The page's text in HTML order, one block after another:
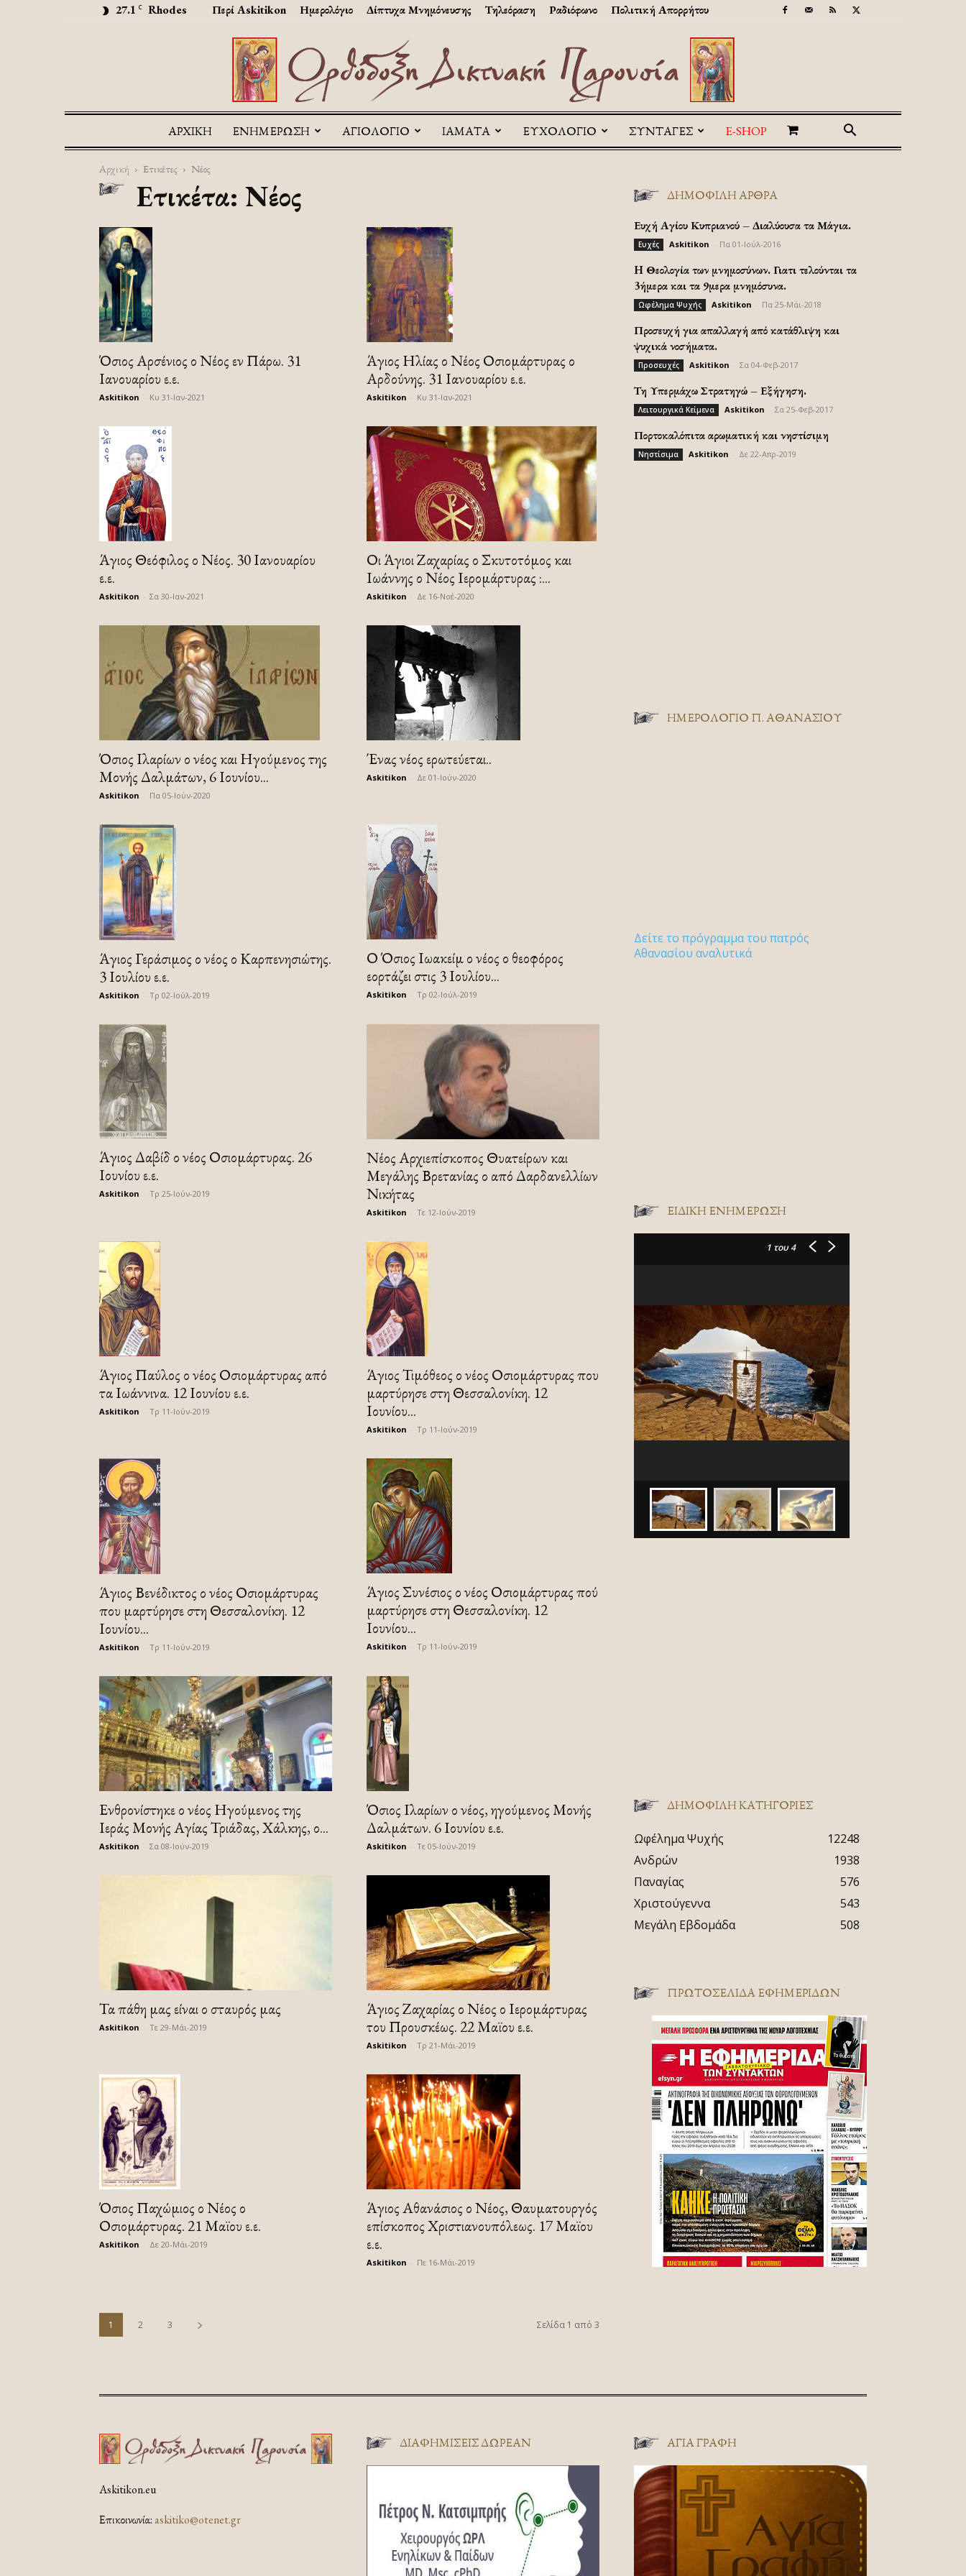
27.1 C Rhodes Περί Askitikon Ημερολόγιο Δίπτυχα Μνημόνευσης Τηλεόραση Ραδιόφωνο Πολιτική Απορρήτου
Askitikon
ΑΡΧΙΚΉ ΕΝΗΜΕΡΩΣΗ ΑΓΙΟΛΟΓΙΟ ΙΑΜΑΤΑ ΕΥΧΟΛΟΓΙΟ ΣΥΝΤΑΓΕΣ E-SHOP
Αρχική Ετικέτες Νέος
Ετικέτα: Νέος
Όσιος Αρσένιος ο Νέος εν Πάρω. 31
Ιανουαρίου ε.ε.
Askitikon Κυ 31-Ιαν-2021
Άγιος Ηλίας ο Νέος Οσιομάρτυρας ο
Αρδούνης. 31 Ιανουαρίου ε.ε.
Askitikon Κυ 31-Ιαν-2021
Άγιος Θεόφιλος ο Νέος. 30 Ιανουαρίου
ε.ε.
Askitikon Σα 30-Ιαν-2021
Οι Άγιοι Ζαχαρίας ο Σκυτοτόμος και
Ιωάννης ο Νέος Ιερομάρτυρας :...
Askitikon Δε 16-Νοέ-2020
Όσιος Ιλαρίων ο νέος και Ηγούμενος της
Μονής Δαλμάτων, 6 Ιουνίου...
Askitikon Πα 05-Ιούν-2020
Ένας νέος ερωτεύεται​..
Askitikon Δε 01-Ιούν-2020
Άγιος Γεράσιμος ο νέος ο Καρπενησιώτης.
3 Ιουλίου ε.ε.
Askitikon Τρ 02-Ιούλ-2019
Ο Όσιος Ιωακείμ ο νέος ο θεοφόρος
εορτάζει στις 3 Ιουλίου...
Askitikon Τρ 02-Ιούλ-2019
Άγιος Δαβίδ ο νέος Οσιομάρτυρας. 26
Ιουνίου ε.ε.
Askitikon Τρ 25-Ιούν-2019
Νέος Αρχιεπίσκοπος Θυατείρων και
Μεγάλης Βρετανίας ο από Δαρδανελλίων
Νικήτας
Askitikon Τε 12-Ιούν-2019
Άγιος Παύλος ο νέος Οσιομάρτυρας από
τα Ιωάννινα. 12 Ιουνίου ε.ε.
Askitikon Τρ 11-Ιούν-2019
Άγιος Τιμόθεος ο νέος Οσιομάρτυρας που
μαρτύρησε στη Θεσσαλονίκη. 12
Ιουνίου...
Askitikon Τρ 11-Ιούν-2019
Άγιος Βενέδικτος ο νέος Οσιομάρτυρας
που μαρτύρησε στη Θεσσαλονίκη. 12
Ιουνίου...
Askitikon Τρ 11-Ιούν-2019
Άγιος Συνέσιος ο νέος Οσιομάρτυρας πού
μαρτύρησε στη Θεσσαλονίκη. 12
Ιουνίου...
Askitikon Τρ 11-Ιούν-2019
Ενθρονίστηκε ο νέος Ηγούμενος της
Ιεράς Μονής Αγίας Τριάδας, Χάλκης, ο...
Askitikon Σα 08-Ιούν-2019
Όσιος Ιλαρίων ο νέος, ηγούμενος Μονής
Δαλμάτων. 6 Ιουνίου ε.ε.
Askitikon Τε 05-Ιούν-2019
Τα πάθη μας είναι ο σταυρός μας
Askitikon Τε 29-Μάι-2019
Άγιος Ζαχαρίας ο Νέος ο Ιερομάρτυρας
του Προυσκέως. 22 Μαϊου ε.ε.
Askitikon Τρ 21-Μάι-2019
Όσιος Παχώμιος ο Νέος ο
Οσιομάρτυρας. 21 Μαϊου ε.ε.
Askitikon Δε 20-Μάι-2019
Άγιος Αθανάσιος ο Νέος, Θαυματουργός
επίσκοπος Χριστιανουπόλεως. 17 Μαϊου
ε.ε.
Askitikon Πε 16-Μάι-2019
1 2 3 Σελίδα 1 από 3
ΔΗΜΟΦΙΛΗ ΑΡΘΡΑ
Ευχή Αγίου Κυπριανού – Διαλύουσα τα Μάγια.
Ευχές Askitikon Πα 01-Ιούλ-2016
H Θεολογία των μνημοσύνων. Γιατι τελούνται τα
3ήμερα και τα 9μερα μνημόσυνα.
Ωφέλημα Ψυχής Askitikon Πα 25-Μάι-2018
Προσευχή για απαλλαγή από κατάθλιψη και
ψυχικά νοσήματα.
Προσευχές Askitikon Σα 04-Φεβ-2017
Τη Υπερμάχω Στρατηγώ – Εξήγηση.
Λειτουργικά Κείμενα Askitikon Σα 25-Φεβ-2017
Πορτοκαλόπιτα αρωματική και νηστίσιμη
Νηστίσιμα Askitikon Δε 22-Απρ-2019
ΗΜΕΡΟΛΟΓΙΟ Π. ΑΘΑΝΑΣΙΟΥ
Δείτε το πρόγραμμα του πατρός
Αθανασίου αναλυτικά
ΕΙΔΙΚΉ ΕΝΗΜΈΡΩΣΗ
1 του 4
ΔΗΜΟΦΙΛΗ ΚΑΤΗΓΟΡΙΕΣ
Ωφέλημα Ψυχής
12248
Ανδρών
1938
Παναγίας
576
Χριστούγεννα
543
Μεγάλη Εβδομάδα
508
ΠΡΩΤΟΣΈΛΙΔΑ ΕΦΗΜΕΡΊΔΩΝ
Askitikon.eu
Επικοινωνία:askitiko@otenet.gr
ΔΙΑΦΗΜΊΣΕΙΣ ΔΩΡΕΆΝ ΑΓΊΑ ΓΡΑΦΉ